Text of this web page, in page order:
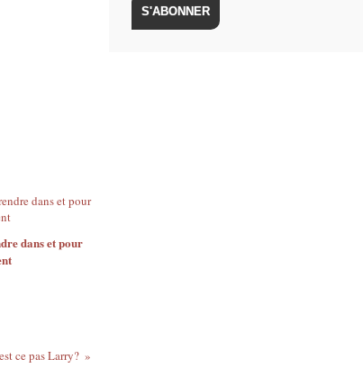
dans et pour
ce pas Larry?